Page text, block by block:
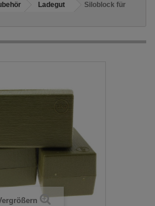
Ladegut
Siloblock für